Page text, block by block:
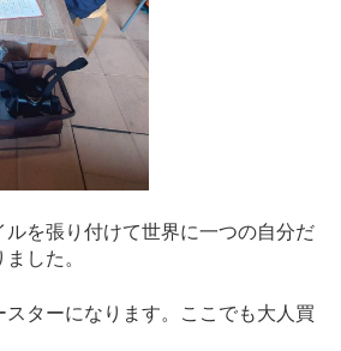
ルを張り付けて世界に一つの自分だ
した。
ターになります。ここでも大人買